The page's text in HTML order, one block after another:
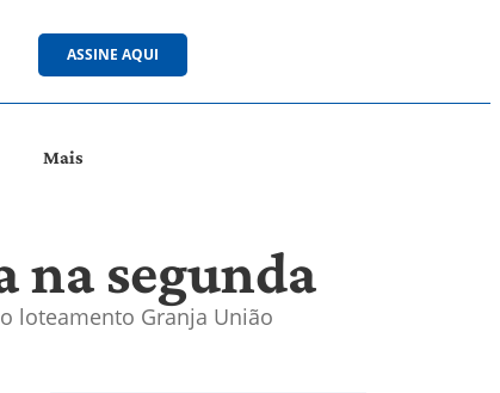
ASSINE AQUI
Mais
na segunda
loteamento Granja União